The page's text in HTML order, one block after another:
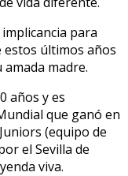
para
últimos años
madre.
años y es
que ganó en
(equipo de
el Sevilla de
viva.